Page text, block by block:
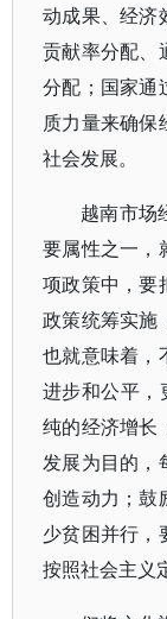
动成果、经济
贡献率分配、
分配；国家通
质力量来确保
社会发展。
越南市场
要属性之一，
项政策中，要
政策统筹实施
也就意味着，
进步和公平，
纯的经济增长
发展为目的，
创造动力；鼓
少贫困并行，
按照社会主义